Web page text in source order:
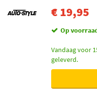
€ 19,95
Op
Vandaag voor
geleverd.